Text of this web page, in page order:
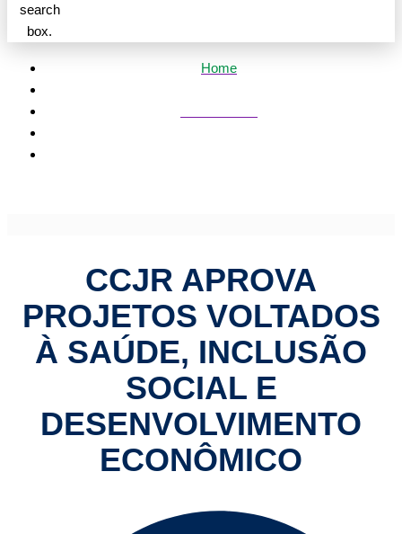
search
box.
Home
CCJR APROVA
PROJETOS VOLTADOS
À SAÚDE, INCLUSÃO
SOCIAL E
DESENVOLVIMENTO
ECONÔMICO